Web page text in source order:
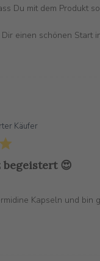
Du mit dem Produkt
einen schönen Start
Käufer
begeistert 😍
Kapseln und bin